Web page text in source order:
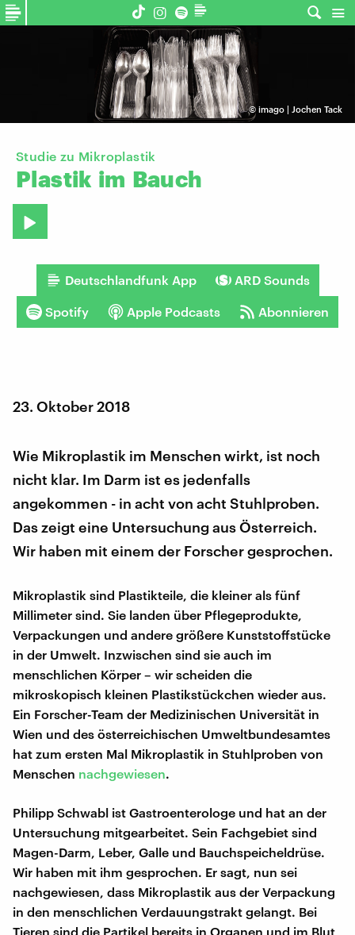
© imago | Jochen Tack
Studie zu Mikroplastik
Plastik im Bauch
Deutschlandfunk App ARD Sounds
Spotify Apple Podcasts Abonnieren
23. Oktober 2018
Wie Mikroplastik im Menschen wirkt, ist noch
nicht klar. Im Darm ist es jedenfalls
angekommen - in acht von acht Stuhlproben.
Das zeigt eine Untersuchung aus Österreich.
Wir haben mit einem der Forscher gesprochen.
Mikroplastik sind Plastikteile, die kleiner als fünf
Millimeter sind. Sie landen über Pflegeprodukte,
Verpackungen und andere größere Kunststoffstücke
in der Umwelt. Inzwischen sind sie auch im
menschlichen Körper – wir scheiden die
mikroskopisch kleinen Plastikstückchen wieder aus.
Ein Forscher-Team der Medizinischen Universität in
Wien und des österreichischen Umweltbundesamtes
hat zum ersten Mal Mikroplastik in Stuhlproben von
Menschen nachgewiesen.
Philipp Schwabl ist Gastroenterologe und hat an der
Untersuchung mitgearbeitet. Sein Fachgebiet sind
Magen-Darm, Leber, Galle und Bauchspeicheldrüse.
Wir haben mit ihm gesprochen. Er sagt, nun sei
nachgewiesen, dass Mikroplastik aus der Verpackung
in den menschlichen Verdauungstrakt gelangt. Bei
Tieren sind die Partikel bereits in Organen und im Blut